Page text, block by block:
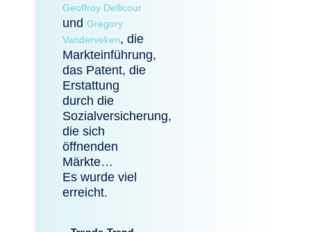
Geoffroy Dellicour
und Gregory
Vanderveken, die
Markteinführung,
das Patent, die
Erstattung
durch die
Sozialversicherung,
die sich
öffnenden
Märkte…
Es wurde viel
erreicht.